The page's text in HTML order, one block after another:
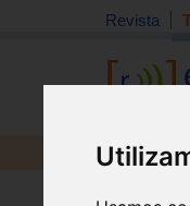
Revista
Revista